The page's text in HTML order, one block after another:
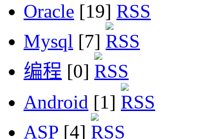
Oracle [19]
Mysql [7]
编程 [0]
Android [1]
ASP [4]